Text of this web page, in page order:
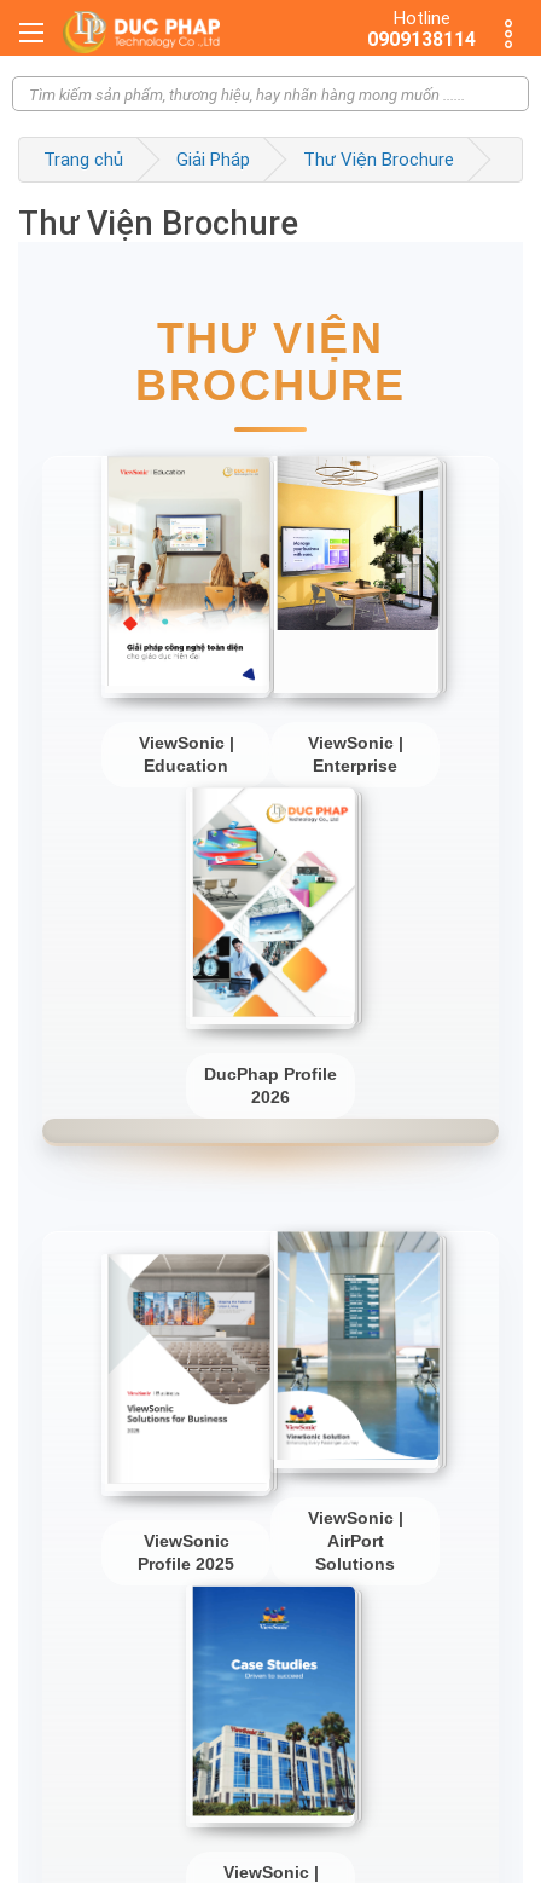
Hotline
0909138114
Trang chủ Giải Pháp Thư Viện Brochure
Thư Viện Brochure
THƯ VIỆN
BROCHURE
ViewSonic |
Education
ViewSonic |
Enterprise
DucPhap Profile
2026
ViewSonic
Profile 2025
ViewSonic |
AirPort
Solutions
ViewSonic |